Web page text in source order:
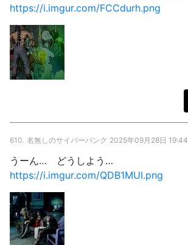
https://i.imgur.com/FCCdurh.png
610. 名無しのサイバーパンク 2025年09月28日 19:44
うーん… どうしよう…
https://i.imgur.com/QDB1MUI.png